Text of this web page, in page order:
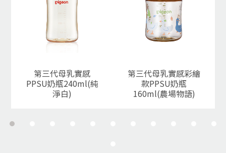
第三代母乳實感
PPSU奶瓶240ml(純
淨白)
第三代母乳實感彩繪
款PPSU奶瓶
160ml(農場物語)